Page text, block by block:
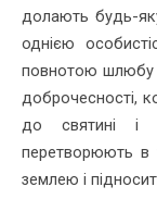
долають будь-
однією
повнотою шлюбу
доброчесності,
до святині і
перетворюють в
землею і